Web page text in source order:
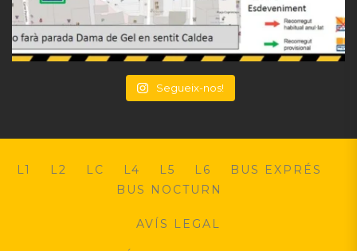
Segueix-nos!
L1 L2 LC L4 L5 L6
BUS EXPRÉS
BUS NOCTURN
AVÍS LEGAL